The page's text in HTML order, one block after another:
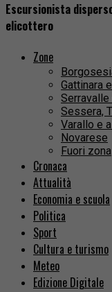
Escursionista
elicottero
Zone
Gattinara
Serravalle
Sessera,
Varallo e
Novarese
Fuori zona
Cronaca
Attualità
Economia e scuola
Politica
Sport
Cultura e turismo
Meteo
Edizione Digitale